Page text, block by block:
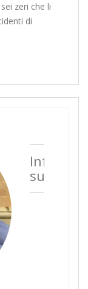
zeri che li
di